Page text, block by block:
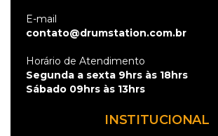
E-mail
contato@drumstation.com.br
Horário de Atendimento
Segunda a sexta 9hrs às 18hrs
Sábado 09hrs às 13hrs
INSTITUCIONAL